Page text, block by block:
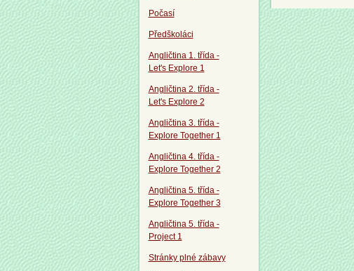
Počasí
Předškoláci
Angličtina 1. třída -
Let's Explore 1
Angličtina 2. třída -
Let's Explore 2
Angličtina 3. třída -
Explore Together 1
Angličtina 4. třída -
Explore Together 2
Angličtina 5. třída -
Explore Together 3
Angličtina 5. třída -
Project 1
Stránky plné zábavy